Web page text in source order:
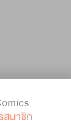
มาชิก